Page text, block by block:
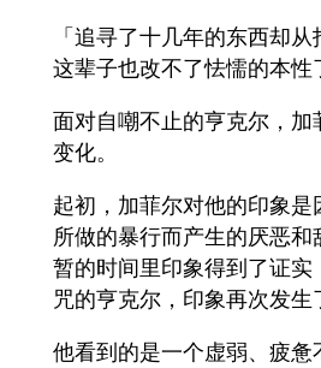
「追寻了十几年的东西却
这辈子也改不了怯懦的本性
面对自嘲不止的亨克尔，加
变化。
起初，加菲尔对他的印象
所做的暴行而产生的厌恶
暂的时间里印象得到了证实
咒的亨克尔，印象再次发生
他看到的是一个虚弱、疲惫